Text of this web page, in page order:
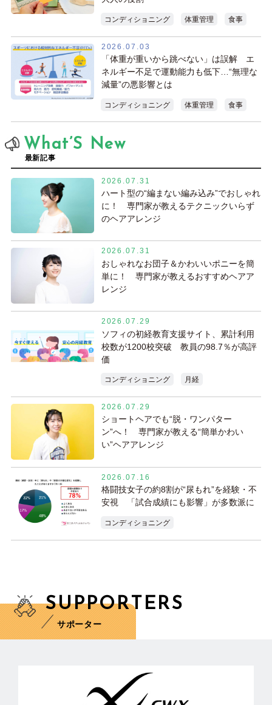
コンディショニング 体重管理 食事
2026.07.03
「体重が重いから跳べない」は誤解 エ
ネルギー不足で運動能力も低下…“無理な
減量”の悪影響とは
コンディショニング 体重管理 食事
What’S New
最新記事
2026.07.31
ハート型の“編まない編み込み”でおしゃれ
に！ 専門家が教えるテクニックいらず
のヘアアレンジ
2026.07.31
おしゃれなお団子＆かわいいポニーを簡
単に！ 専門家が教えるおすすめヘアア
レンジ
2026.07.29
ソフィの初経教育支援サイト、累計利用
校数が1200校突破 教員の98.7％が高評
価
コンディショニング 月経
2026.07.29
ショートヘアでも“脱・ワンパター
ン”へ！ 専門家が教える“簡単かわい
い”ヘアアレンジ
2026.07.16
格闘技女子の約8割が“尿もれ”を経験・不
安視 「試合成績にも影響」が多数派に
コンディショニング
SUPPORTERS
サポーター